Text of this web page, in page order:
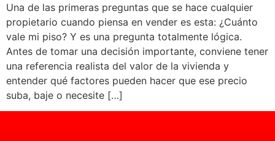
Una de las primeras preguntas que se hace cualquier
propietario cuando piensa en vender es esta: ¿Cuánto
vale mi piso? Y es una pregunta totalmente lógica.
Antes de tomar una decisión importante, conviene tener
una referencia realista del valor de la vivienda y
entender qué factores pueden hacer que ese precio
suba, baje o necesite […]